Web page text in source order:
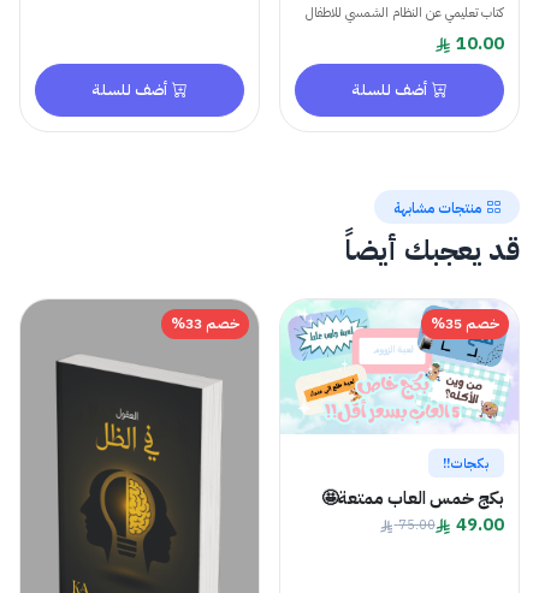
كتاب تعليمي عن النظام الشمسي للاطفال
10.00
أضف للسلة أضف للسلة
منتجات مشابهة
قد يعجبك أيضاً
خصم 35%
بكجات!!
بكج خمس العاب ممتعة🤩
49.00
75.00
خصم 33%